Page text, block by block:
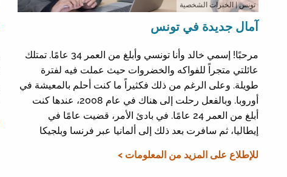
تونس| الخبرات الشخصية
آمال جديدة في تونس
مرحبًا! إسمي خالد وأنا تونسي وأبلغ من العمر 34 عامًا. تمتلك
عائلتي متجراً للفواكه والخضروات حيث عملت فيه لفترة
طويلة. وعلى الرغم من ذلك فكثيراً ما كنت أحلم بالمعيشة في
أوروبا. وبالفعل رحلت إلى هناك في عام 2008، عندها كنت
أبلغ من العمر 24 عامًا. في بادئ الأمر، قضيت عامًا في
إيطاليا، ثم سافرت بعد ذلك إلى ألمانيا عبر فرنسا وبلجيكا
للإطلاع على المزيد من المعلومات >